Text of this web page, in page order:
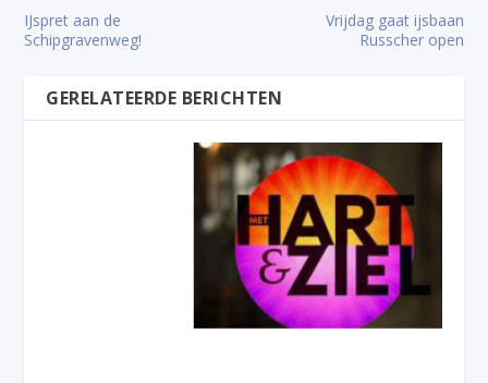
IJspret aan de
Schipgravenweg!
Vrijdag gaat ijsbaan
Russcher open
GERELATEERDE BERICHTEN